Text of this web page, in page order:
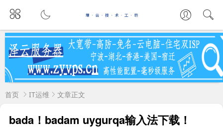
首页 IT运维 文章正文
bada！badam uygurqa输入法下载！